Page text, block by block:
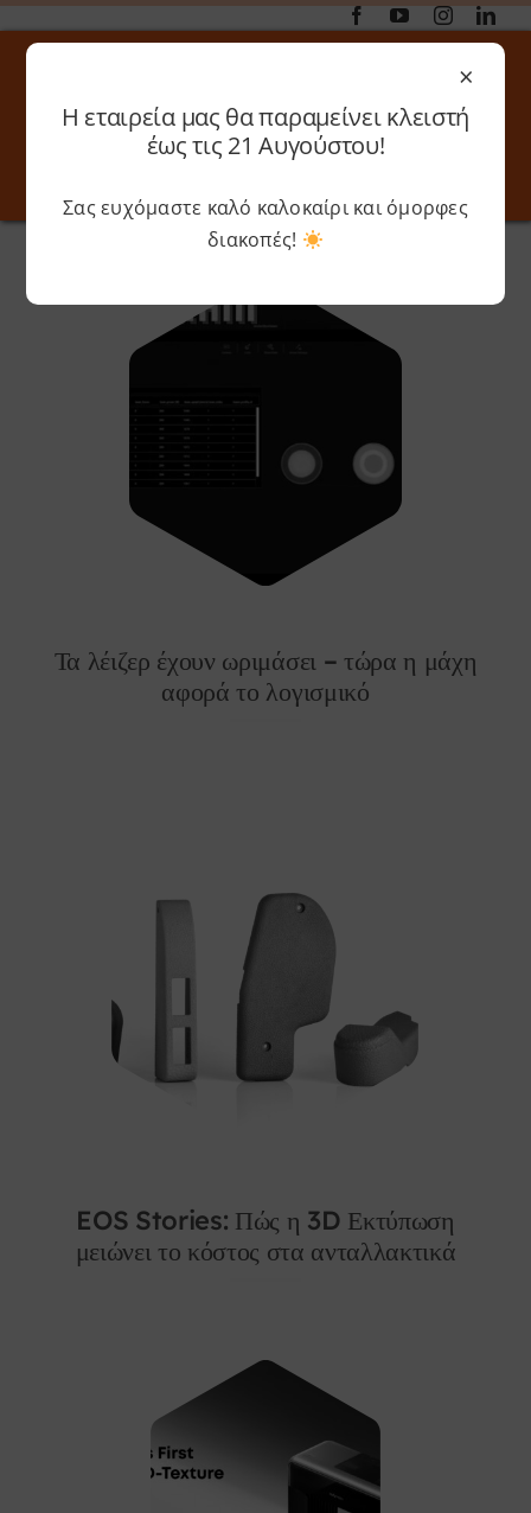
Μετάβαση
στο
Αναζήτηση
Toggle
Online 3D Printing
Shop
Services
Academy
Toggle
Αρχεία για Thes3D»Σελίδα 2
Τα λέιζερ έχουν ωριμάσει – τώρα η μάχη
αφορά το λογισμικό
EOS Stories: Πώς η 3D Εκτύπωση
μειώνει το κόστος στα ανταλλακτικά
×
Η εταιρεία μας θα παραμείνει κλειστή
έως τις 21 Αυγούστου!
Σας ευχόμαστε καλό καλοκαίρι και όμορφες
διακοπές!